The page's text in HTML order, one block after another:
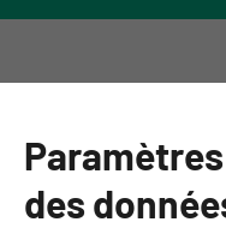
Informations
des